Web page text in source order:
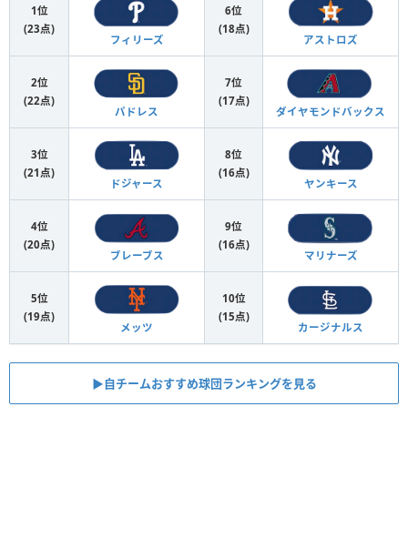
1位
(23点)
フィリーズ
6位
(18点)
アストロズ
2位
(22点)
パドレス
7位
(17点)
ダイヤモンドバックス
3位
(21点)
ドジャース
8位
(16点)
ヤンキース
4位
(20点)
ブレーブス
9位
(16点)
マリナーズ
5位
(19点)
メッツ
10位
(15点)
カージナルス
▶︎自チームおすすめ球団ランキングを見る